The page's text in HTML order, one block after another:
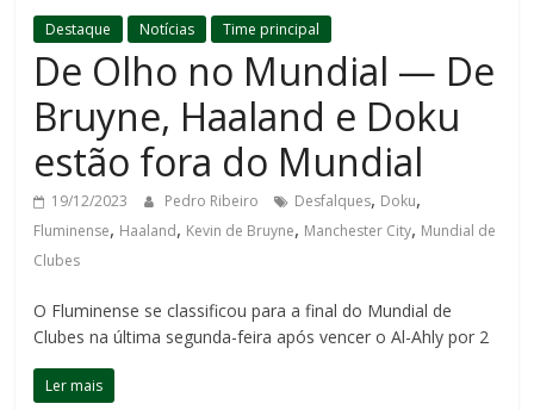
Destaque Notícias Time principal
De Olho no Mundial — De
Bruyne, Haaland e Doku
estão fora do Mundial
19/12/2023 Pedro Ribeiro Desfalques, Doku,
Fluminense, Haaland, Kevin de Bruyne, Manchester City, Mundial de
Clubes
O Fluminense se classificou para a final do Mundial de
Clubes na última segunda-feira após vencer o Al-Ahly por 2
Ler mais